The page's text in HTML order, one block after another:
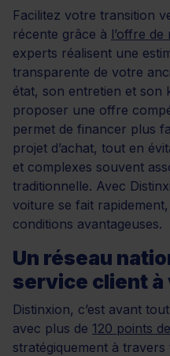
Facilitez votre transition
récente grâce à l’offre
experts réalisent une
transparente de votre
état, son entretien et son
proposer une offre
permet de financer plus
projet d’achat, tout en
et complexes souvent
traditionnelle. Avec
voiture se fait
conditions avantageuses.
Un réseau
service client
Distinxion, c’est avant
avec plus de 120 points
stratégiquement à